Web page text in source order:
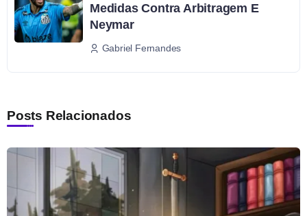
Medidas Contra Arbitragem E
Neymar
Gabriel Fernandes
Posts Relacionados